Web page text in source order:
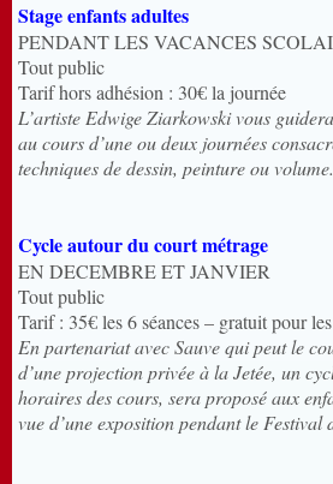
Stage enfants adultes
PENDANT LES VACANCES
Tout public
Tarif hors adhésion : 30€ la journée
L’artiste Edwige Ziarkowski vous
au cours d’une ou deux journées
techniques de dessin, peinture ou volume.
Cycle autour du court métrage
EN DECEMBRE ET JANVIER
Tout public
Tarif : 35€ les 6 séances – gratuit pour
En partenariat avec Sauve qui peut le
d’une projection privée à la Jetée, un
horaires des cours, sera proposé aux
vue d’une exposition pendant le Festival